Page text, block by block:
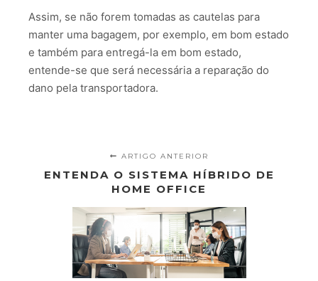
Assim, se não forem tomadas as cautelas para
manter uma bagagem, por exemplo, em bom estado
e também para entregá-la em bom estado,
entende-se que será necessária a reparação do
dano pela transportadora.
ARTIGO ANTERIOR
ENTENDA O SISTEMA HÍBRIDO DE
HOME OFFICE